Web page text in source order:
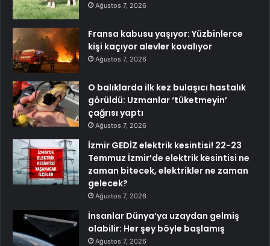
Ağustos 7, 2026
Fransa kabusu yaşıyor: Yüzbinlerce
kişi kaçıyor alevler kovalıyor
Ağustos 7, 2026
O balıklarda ilk kez bulaşıcı hastalık
görüldü: Uzmanlar ‘tüketmeyin’
çağrısı yaptı
Ağustos 7, 2026
İzmir GEDİZ elektrik kesintisi! 22-23
Temmuz İzmir’de elektrik kesintisi ne
zaman bitecek, elektrikler ne zaman
gelecek?
Ağustos 7, 2026
İnsanlar Dünya’ya uzaydan gelmiş
olabilir: Her şey böyle başlamış
Ağustos 7, 2026